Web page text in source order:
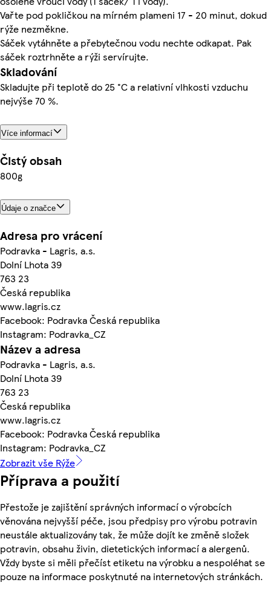
Vařte pod pokličkou na mírném plameni 17 - 20 minut, dokud
rýže nezměkne.
Sáček vytáhněte a přebytečnou vodu nechte odkapat. Pak
sáček roztrhněte a rýži servírujte.
Skladování
Skladujte při teplotě do 25 °C a relativní vlhkosti vzduchu
nejvýše 70 %.
Více informací
Čistý obsah
800g
Údaje o značce
Adresa pro vrácení
Podravka - Lagris, a.s.
Dolní Lhota 39
763 23
Česká republika
www.lagris.cz
Facebook: Podravka Česká republika
Instagram: Podravka_CZ
Název a adresa
Podravka - Lagris, a.s.
Dolní Lhota 39
763 23
Česká republika
www.lagris.cz
Facebook: Podravka Česká republika
Instagram: Podravka_CZ
Zobrazit vše Rýže
Příprava a použití
Přestože je zajištění správných informací o výrobcích
věnována nejvyšší péče, jsou předpisy pro výrobu potravin
neustále aktualizovány tak, že může dojít ke změně složek
potravin, obsahu živin, dietetických informací a alergenů.
Vždy byste si měli přečíst etiketu na výrobku a nespoléhat se
pouze na informace poskytnuté na internetových stránkách.